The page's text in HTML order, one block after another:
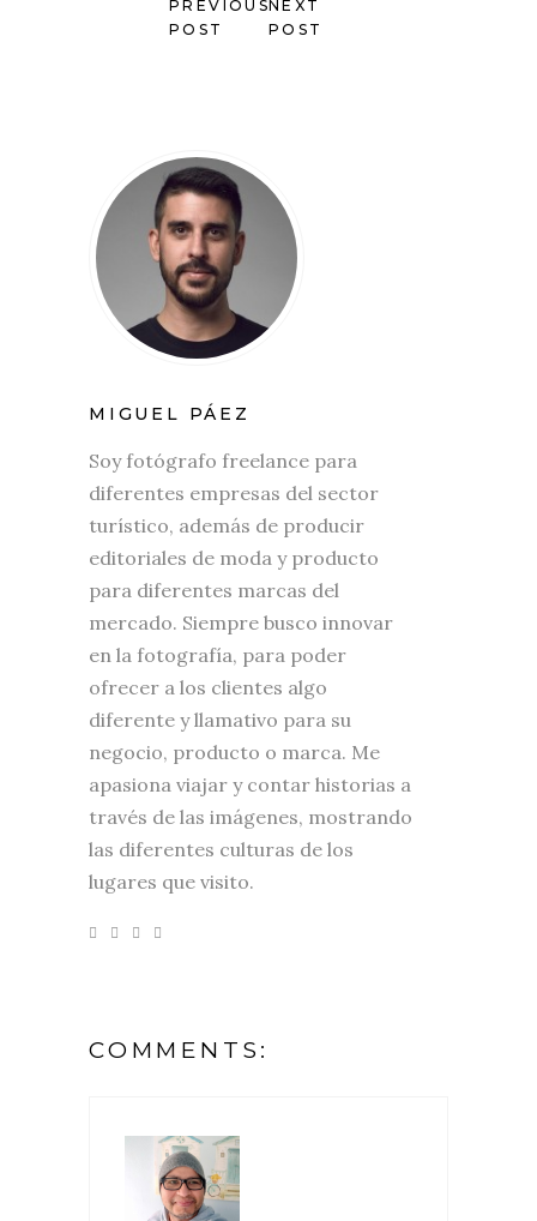
PREVIOUS
POST
NEXT
POST
MIGUEL PÁEZ
Soy fotógrafo freelance para
diferentes empresas del sector
turístico, además de producir
editoriales de moda y producto
para diferentes marcas del
mercado. Siempre busco innovar
en la fotografía, para poder
ofrecer a los clientes algo
diferente y llamativo para su
negocio, producto o marca. Me
apasiona viajar y contar historias a
través de las imágenes, mostrando
las diferentes culturas de los
lugares que visito.
COMMENTS: